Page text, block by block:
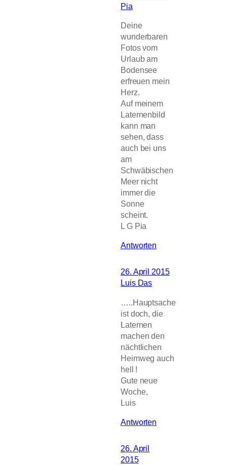
Pia
Deine
wunderbaren
Fotos vom
Urlaub am
Bodensee
erfreuen mein
Herz.
Auf meinem
Laternenbild
kann man
sehen, dass
auch bei uns
am
Schwäbischen
Meer nicht
immer die
Sonne
scheint.
L G Pia
Antworten
26. April 2015
Luis Das
…..Hauptsache
ist doch, die
Laternen
machen den
nächtlichen
Heimweg auch
hell !
Gute neue
Woche,
Luis
Antworten
26. April
2015